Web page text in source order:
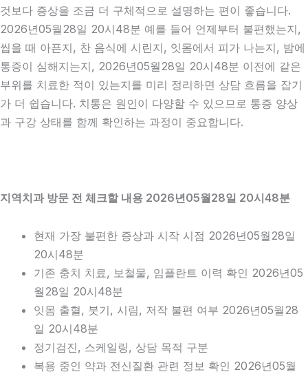
것보다 증상을 조금 더 구체적으로 설명하는 편이 좋습니다.
2026년05월28일 20시48분 예를 들어 언제부터 불편했는지,
씹을 때 아픈지, 찬 음식에 시린지, 잇몸에서 피가 나는지, 밤에
통증이 심해지는지, 2026년05월28일 20시48분 이전에 같은
부위를 치료한 적이 있는지를 미리 정리하면 상담 흐름을 잡기
가 더 쉽습니다. 치통은 원인이 다양할 수 있으므로 통증 양상
과 구강 상태를 함께 확인하는 과정이 중요합니다.
지역치과 방문 전 체크할 내용 2026년05월28일 20시48분
현재 가장 불편한 증상과 시작 시점 2026년05월28일
20시48분
기존 충치 치료, 보철물, 임플란트 이력 확인 2026년05
월28일 20시48분
잇몸 출혈, 붓기, 시림, 저작 불편 여부 2026년05월28
일 20시48분
정기검진, 스케일링, 상담 목적 구분
복용 중인 약과 전신질환 관련 정보 확인 2026년05월